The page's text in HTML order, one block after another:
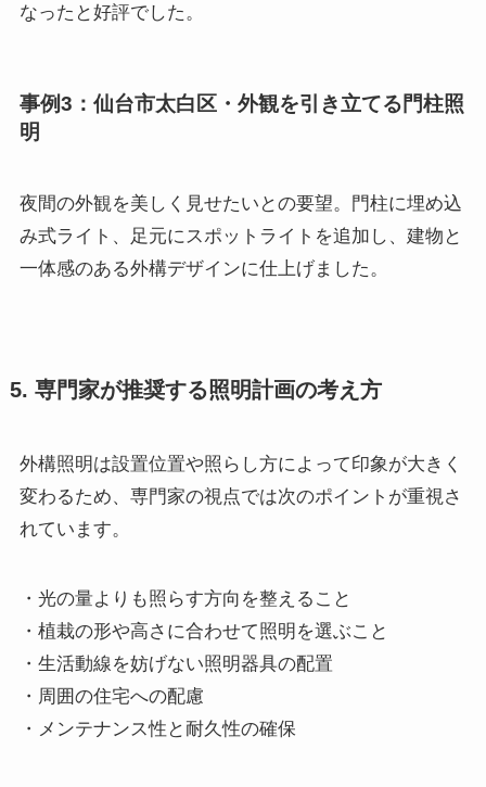
なったと好評でした。
事例3：仙台市太白区・外観を引き立てる門柱照
明
夜間の外観を美しく見せたいとの要望。門柱に埋め込
み式ライト、足元にスポットライトを追加し、建物と
一体感のある外構デザインに仕上げました。
5. 専門家が推奨する照明計画の考え方
外構照明は設置位置や照らし方によって印象が大きく
変わるため、専門家の視点では次のポイントが重視さ
れています。
・光の量よりも照らす方向を整えること
・植栽の形や高さに合わせて照明を選ぶこと
・生活動線を妨げない照明器具の配置
・周囲の住宅への配慮
・メンテナンス性と耐久性の確保